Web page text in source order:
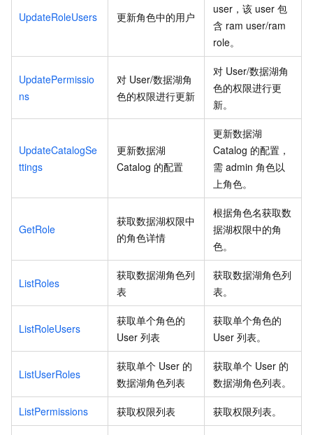
UpdateRoleUsers 更新角色中的用户
user，该 user 包
含 ram user/ram
role。
UpdatePermissio
ns
对 User/数据湖角
色的权限进行更新
对 User/数据湖角
色的权限进行更
新。
UpdateCatalogSe
ttings
更新数据湖
Catalog 的配置
更新数据湖
Catalog 的配置，
需 admin 角色以
上角色。
GetRole
获取数据湖权限中
的角色详情
根据角色名获取数
据湖权限中的角
色。
ListRoles
获取数据湖角色列
表
获取数据湖角色列
表。
ListRoleUsers
获取单个角色的
User 列表
获取单个角色的
User 列表。
ListUserRoles
获取单个 User 的
数据湖角色列表
获取单个 User 的
数据湖角色列表。
ListPermissions 获取权限列表 获取权限列表。